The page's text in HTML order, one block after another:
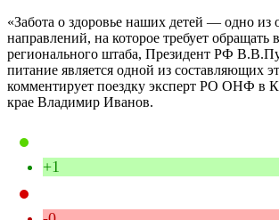
«Забота о здоровье наших детей — одно из
направлений, на которое требует обращать
регионального штаба, Президент РФ
питание является одной из составляющих
комментирует поездку эксперт РО ОНФ в
крае Владимир Иванов.
+1